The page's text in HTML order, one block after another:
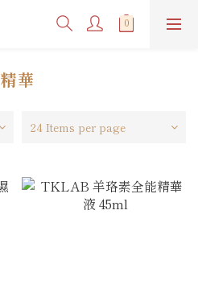
精華
24 Items per page